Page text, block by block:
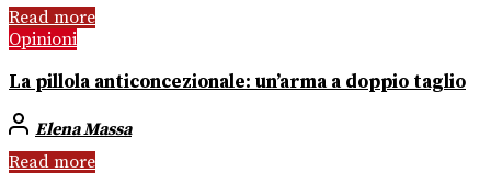
Read more
Opinioni
La pillola anticoncezionale: un’arma a doppio taglio
Elena Massa
Read more